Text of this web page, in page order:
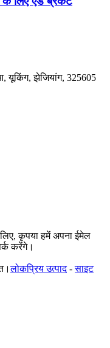
यूकिंग, झेजियांग, 325605
कृपया हमें अपना ईमेल
करेंगे।
लोकप्रिय उत्पाद-साइट